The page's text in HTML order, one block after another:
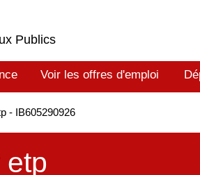
Publics
Voir les offres d'emploi
- IB605290926
etp